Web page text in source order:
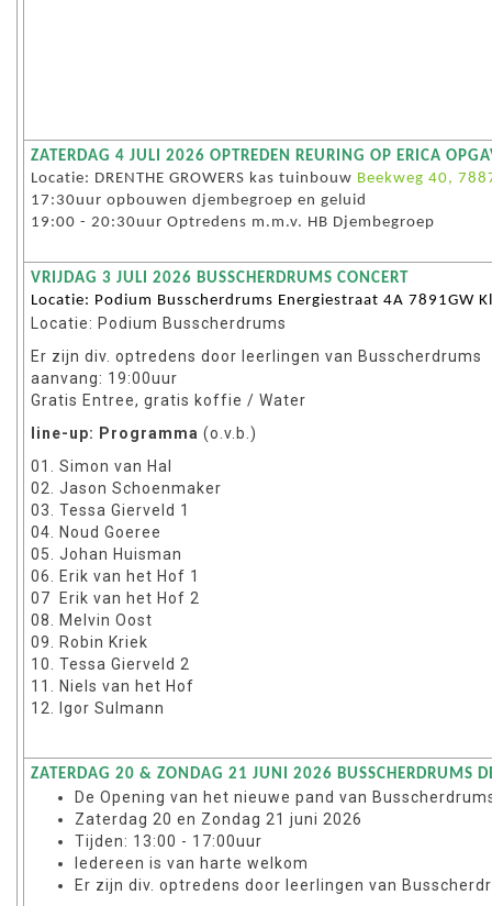
ZATERDAG 4 JULI 2026 OPTREDEN REURING OP ERICA
Locatie: DRENTHE GROWERS kas tuinbouw Beekweg 40,
17:30uur opbouwen djembegroep en geluid
19:00 - 20:30uur Optredens m.m.v. HB Djembegroep
VRIJDAG 3 JULI 2026 BUSSCHERDRUMS CONCERT
Locatie: Podium Busscherdrums Energiestraat 4A 7891GW
Locatie: Podium Busscherdrums
Er zijn div. optredens door leerlingen van Busscherdrums
aanvang: 19:00uur
Gratis Entree, gratis koffie / Water
line-up: Programma (o.v.b.)
01. Simon van Hal
02. Jason Schoenmaker
03. Tessa Gierveld 1
04. Noud Goeree
05. Johan Huisman
06. Erik van het Hof 1
07 Erik van het Hof 2
08. Melvin Oost
09. Robin Kriek
10. Tessa Gierveld 2
11. Niels van het Hof
12. Igor Sulmann
ZATERDAG 20 & ZONDAG 21 JUNI 2026 BUSSCHERDRUMS
De Opening van het nieuwe pand van
Zaterdag 20 en Zondag 21 juni 2026
Tijden: 13:00 - 17:00uur
Iedereen is van harte welkom
Er zijn div. optredens door leerlingen van